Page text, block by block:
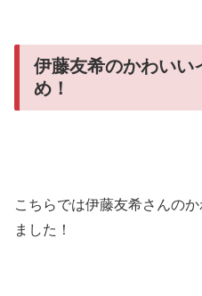
伊藤友希のかわいい
め！
こちらでは伊藤友希さんの
ました！